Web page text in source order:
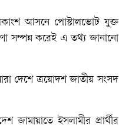
আসনে পোস্টালভোট যুক্ত
সম্পন্ন করেই এ তথ্য জানানো
দেশে ত্রয়োদশ জাতীয় সংসদ
ইসলামীর প্রার্থীর